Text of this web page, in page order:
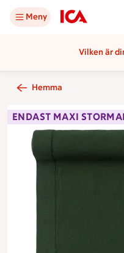
Meny
Vilken är
Hemma
ENDAST MAXI